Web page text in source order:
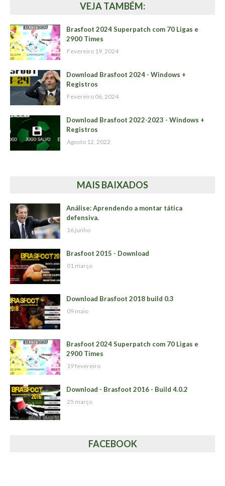
VEJA TAMBÉM:
Brasfoot 2024 Superpatch com 70 Ligas e
2900 Times
Fevereiro 19, 2024
Download Brasfoot 2024 - Windows +
Registros
Fevereiro 06, 2024
Download Brasfoot 2022-2023 - Windows +
Registros
Agosto 12, 2022
MAIS BAIXADOS
Análise: Aprendendo a montar tática
defensiva.
16 junho
Brasfoot 2015 - Download
01 março
Download Brasfoot 2018 build 0.3
09 maio
Brasfoot 2024 Superpatch com 70 Ligas e
2900 Times
19 fevereiro
Download - Brasfoot 2016 - Build 4.0.2
25 março
FACEBOOK